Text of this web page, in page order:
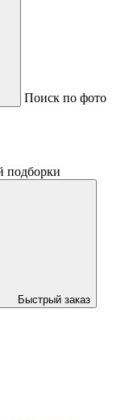
Поиск по фото
подборки
Быстрый заказ